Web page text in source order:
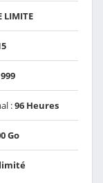
LIMITE
999
:96 Heures
Go